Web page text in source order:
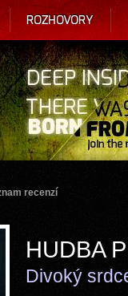
ROZHOVORY
recenzí
HUDBA
Divoký